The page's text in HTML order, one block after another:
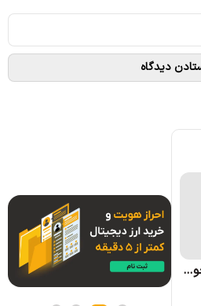
ارز سوپر ورس چیست و نحوه کسب درآمد از آن چگونه است؟